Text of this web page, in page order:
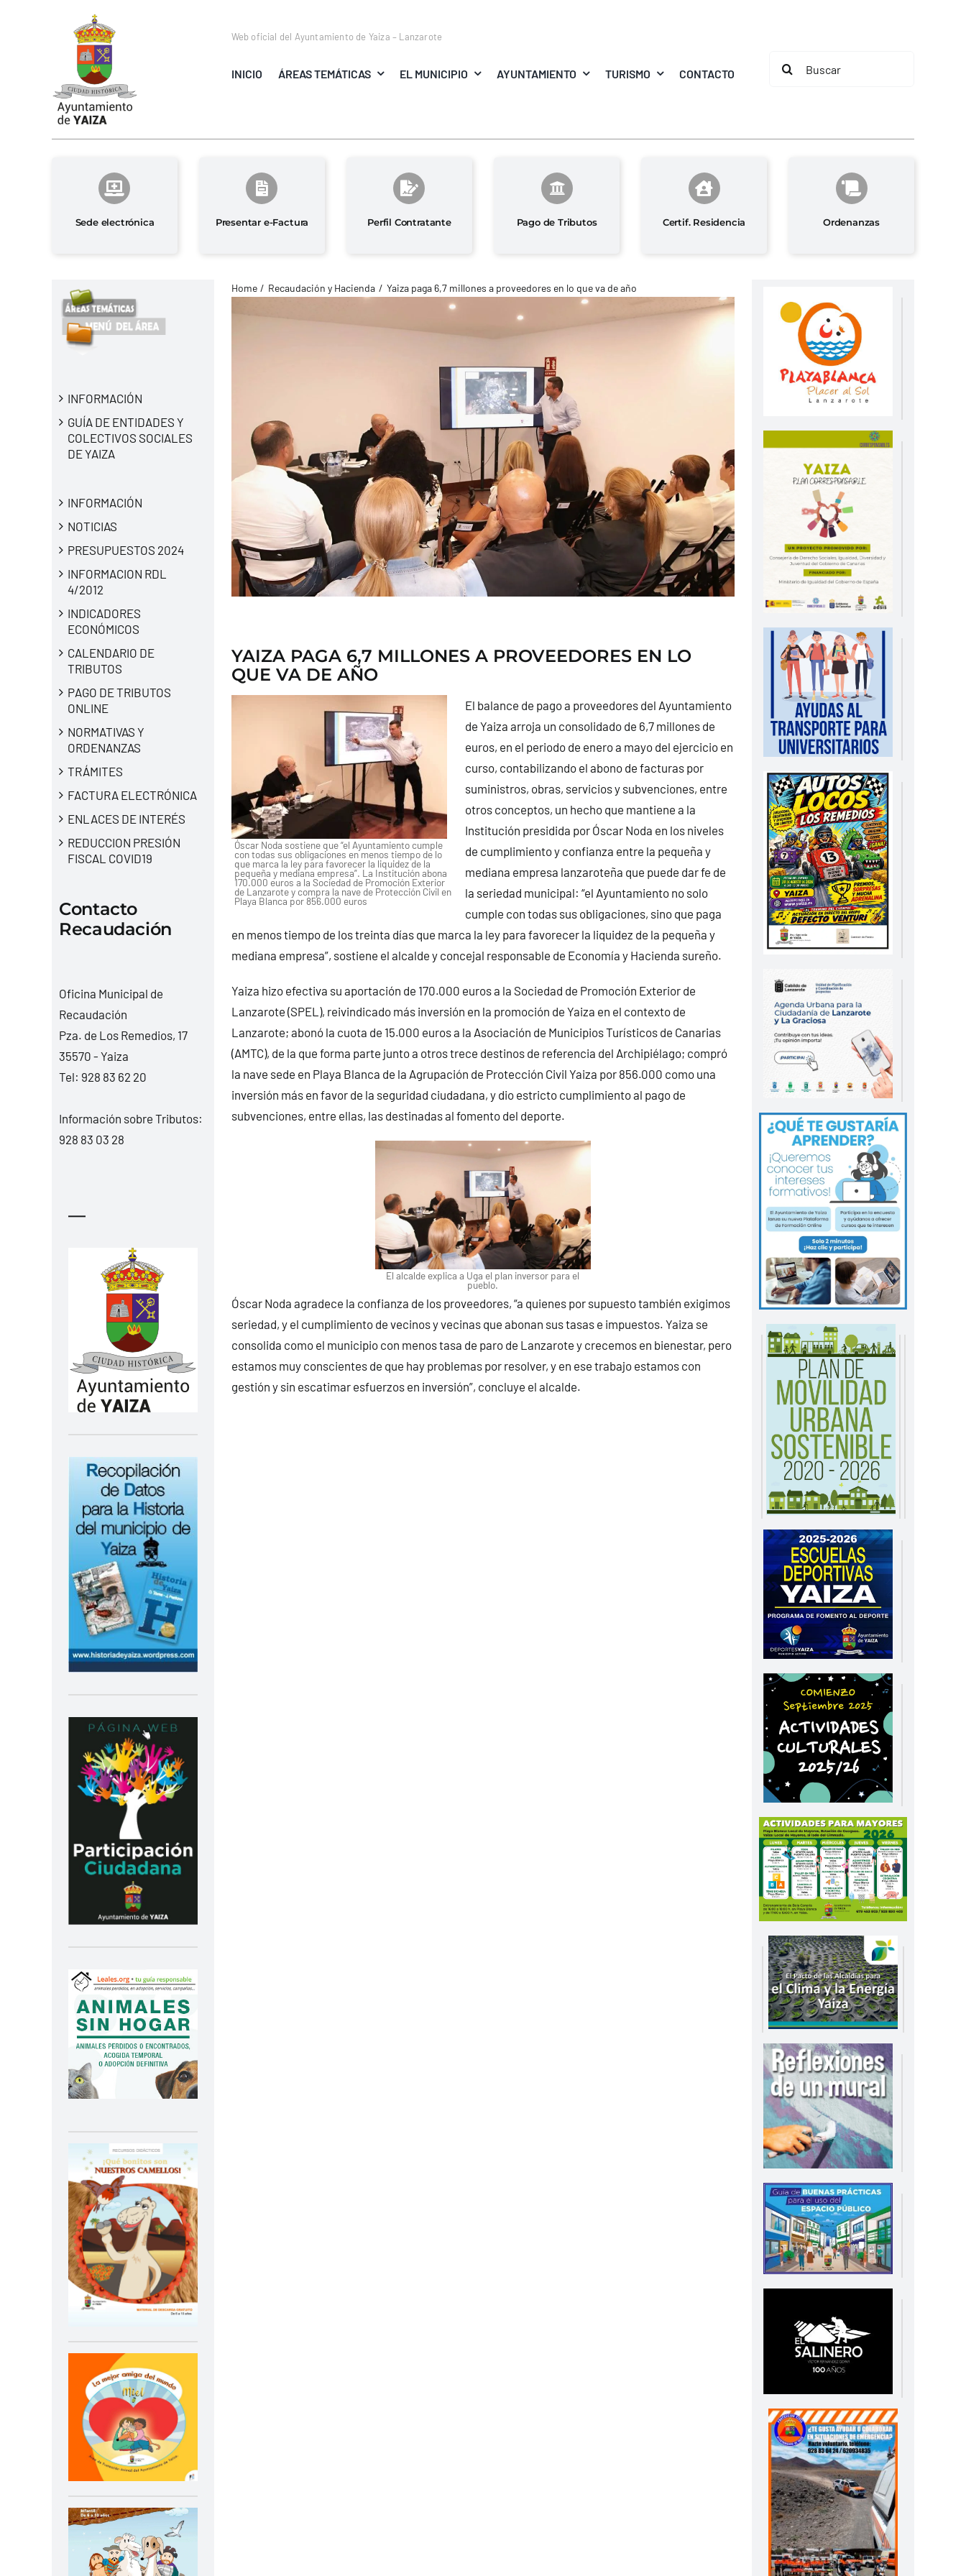
Web oficial del Ayuntamiento de Yaiza – Lanzarote
INICIO ÁREAS TEMÁTICAS EL MUNICIPIO AYUNTAMIENTO TURISMO CONTACTO
Buscar:
Sede electrónica Presentar e-Factura Perfil Contratante Pago de Tributos Certif. Residencia Ordenanzas
INFORMACIÓN
GUÍA DE ENTIDADES Y
COLECTIVOS SOCIALES
DE YAIZA
INFORMACIÓN
NOTICIAS
PRESUPUESTOS 2024
INFORMACION RDL
4/2012
INDICADORES
ECONÓMICOS
CALENDARIO DE
TRIBUTOS
PAGO DE TRIBUTOS
ONLINE
NORMATIVAS Y
ORDENANZAS
TRÁMITES
FACTURA ELECTRÓNICA
ENLACES DE INTERÉS
REDUCCION PRESIÓN
FISCAL COVID19
Contacto
Recaudación
Oficina Municipal de
Recaudación
Pza. de Los Remedios, 17
35570 - Yaiza
Tel: 928 83 62 20
Información sobre Tributos:
928 83 03 28
—
Home Recaudación y Hacienda Yaiza paga 6,7 millones a proveedores en lo que va de año
YAIZA PAGA 6,7 MILLONES A PROVEEDORES EN LO
QUE VA DE AÑO
Óscar Noda sostiene que “el Ayuntamiento cumple
con todas sus obligaciones en menos tiempo de lo
que marca la ley para favorecer la liquidez de la
pequeña y mediana empresa”. La Institución abona
170.000 euros a la Sociedad de Promoción Exterior
de Lanzarote y compra la nave de Protección Civil en
Playa Blanca por 856.000 euros
El balance de pago a proveedores del Ayuntamiento
de Yaiza arroja un consolidado de 6,7 millones de
euros, en el periodo de enero a mayo del ejercicio en
curso, contabilizando el abono de facturas por
suministros, obras, servicios y subvenciones, entre
otros conceptos, un hecho que mantiene a la
Institución presidida por Óscar Noda en los niveles
de cumplimiento y confianza entre la pequeña y
mediana empresa lanzaroteña que puede dar fe de
la seriedad municipal: “el Ayuntamiento no solo
cumple con todas sus obligaciones, sino que paga
en menos tiempo de los treinta días que marca la ley para favorecer la liquidez de la pequeña y
mediana empresa”, sostiene el alcalde y concejal responsable de Economía y Hacienda sureño.
Yaiza hizo efectiva su aportación de 170.000 euros a la Sociedad de Promoción Exterior de
Lanzarote (SPEL), reivindicado más inversión en la promoción de Yaiza en el contexto de
Lanzarote; abonó la cuota de 15.000 euros a la Asociación de Municipios Turísticos de Canarias
(AMTC), de la que forma parte junto a otros trece destinos de referencia del Archipiélago; compró
la nave sede en Playa Blanca de la Agrupación de Protección Civil Yaiza por 856.000 como una
inversión más en favor de la seguridad ciudadana, y dio estricto cumplimiento al pago de
subvenciones, entre ellas, las destinadas al fomento del deporte.
El alcalde explica a Uga el plan inversor para el
pueblo.
Óscar Noda agradece la confianza de los proveedores, “a quienes por supuesto también exigimos
seriedad, y el cumplimiento de vecinos y vecinas que abonan sus tasas e impuestos. Yaiza se
consolida como el municipio con menos tasa de paro de Lanzarote y crecemos en bienestar, pero
estamos muy conscientes de que hay problemas por resolver, y en ese trabajo estamos con
gestión y sin escatimar esfuerzos en inversión”, concluye el alcalde.